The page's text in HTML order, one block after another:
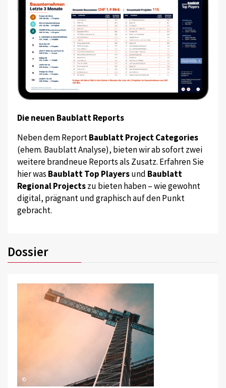
Die neuen Baublatt Reports
Neben dem ReportBaublatt Project Categories
(ehem. Baublatt Analyse), bieten wir ab sofort zwei
weitere brandneue Reports als Zusatz. Erfahren Sie
hier was Baublatt Top Playersund Baublatt
Regional Projectszu bieten haben – wie gewohnt
digital, prägnant und graphisch auf den Punkt
gebracht.
Dossier
©